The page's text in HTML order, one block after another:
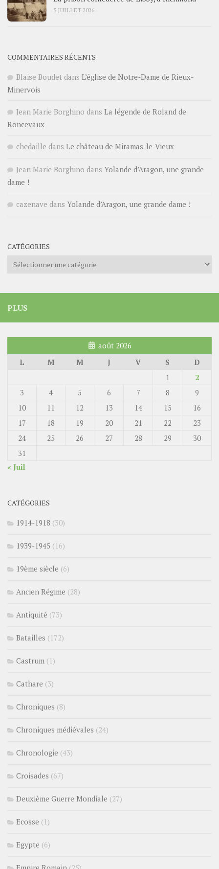
5 JUILLET 2026
COMMENTAIRES RÉCENTS
Blaise Boudet dans L’église de Notre-Dame de Rieux-
Minervois
Jean Marie Borghino dans La légende de Roland de
Roncevaux
chedaille dans Le château de Miramas-le-Vieux
Jean Marie Borghino dans Yolande d’Aragon, une grande
dame !
cazenave dans Yolande d’Aragon, une grande dame !
CATÉGORIES
Catégories
PLUS
août 2026
L
M M J V S
D
1
2
3
4 5 6 7 8
9
10
11 12 13 14 15
16
17
18 19 20 21 22
23
24
25 26 27 28 29
30
31
« Juil
CATÉGORIES
1914-1918 (30)
1939-1945 (16)
19ème siècle (6)
Ancien Régime (28)
Antiquité (73)
Batailles (172)
Castrum (1)
Cathare (3)
Chroniques (8)
Chroniques médiévales (24)
Chronologie (43)
Croisades (67)
Deuxième Guerre Mondiale (27)
Ecosse (1)
Egypte (6)